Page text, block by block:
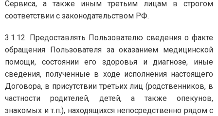
Сервиса, а также иным третьим лицам в строгом
соответствии с законодательством РФ.
3.1.12. Предоставлять Пользователю сведения о факте
обращения Пользователя за оказанием медицинской
помощи, состоянии его здоровья и диагнозе, иные
сведения, полученные в ходе исполнения настоящего
Договора, в присутствии третьих лиц (родственников, в
частности родителей, детей, а также опекунов,
знакомых и т.п.), находящихся непосредственно рядом с